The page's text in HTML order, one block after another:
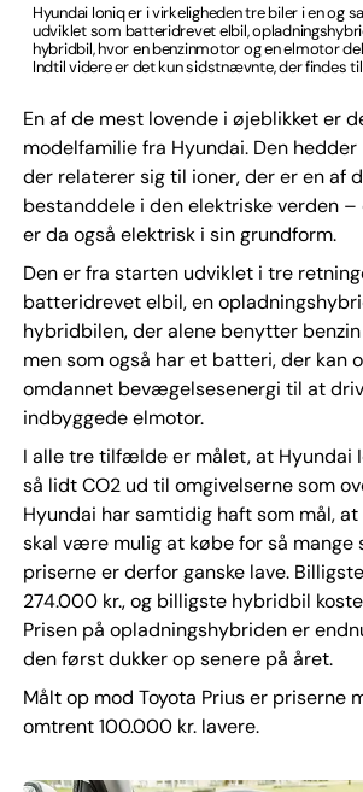
Hyundai Ioniq er i virkeligheden tre biler i en og
udviklet som batteridrevet elbil,
hybridbil, hvor en benzinmotor og en elmotor
Indtil videre er det kun sidstnævnte, der findes
En af de mest lovende i øjeblikket er
modelfamilie fra Hyundai. Den
der relaterer sig til ioner, der er en af
bestanddele i den elektriske verden
er da også elektrisk i sin grundform.
Den er fra starten udviklet i tre
batteridrevet elbil, en
hybridbilen, der alene benytter
men som også har et batteri, der kan
omdannet bevægelsesenergi til at
indbyggede elmotor.
I alle tre tilfælde er målet, at Hyundai
så lidt CO2 ud til omgivelserne som
Hyundai har samtidig haft som mål,
skal være mulig at købe for så mange
priserne er derfor ganske lave.
274.000 kr., og billigste hybridbil
Prisen på opladningshybriden er
den først dukker op senere på året.
Målt op mod Toyota Prius er priserne
omtrent 100.000 kr. lavere.